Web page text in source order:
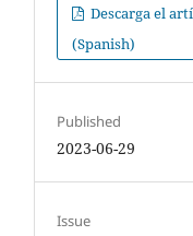
Descarga el
(Spanish)
Published
2023-06-29
Issue